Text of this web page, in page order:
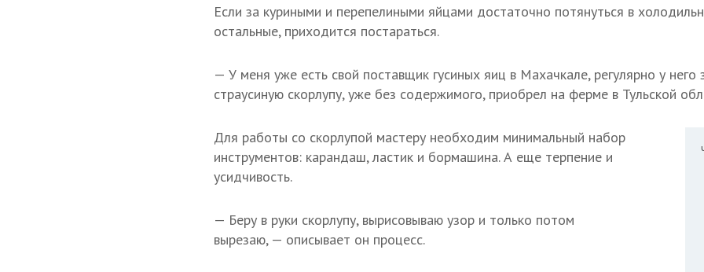
Если за куриными и перепелиными яйцами достаточно потянуться в
остальные, приходится постараться.
— У меня уже есть свой поставщик гусиных яиц в Махачкале, регулярно у него
страусиную скорлупу, уже без содержимого, приобрел на ферме в Тульской
Для работы со скорлупой мастеру необходим минимальный набор
инструментов: карандаш, ластик и бормашина. А еще терпение и
усидчивость.
— Беру в руки скорлупу, вырисовываю узор и только потом
вырезаю, — описывает он процесс.